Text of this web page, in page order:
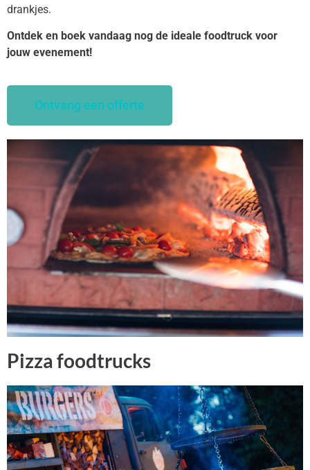
drankjes.
Ontdek en boek vandaag nog de ideale foodtruck voor
jouw evenement!
Ontvang een offerte
Pizza foodtrucks